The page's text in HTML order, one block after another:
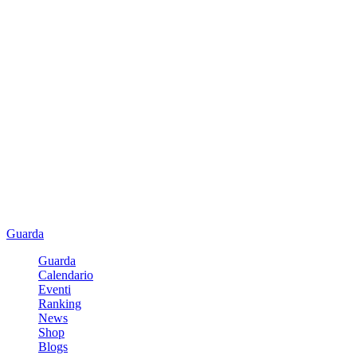
Guarda
Guarda
Calendario
Eventi
Ranking
News
Shop
Blogs